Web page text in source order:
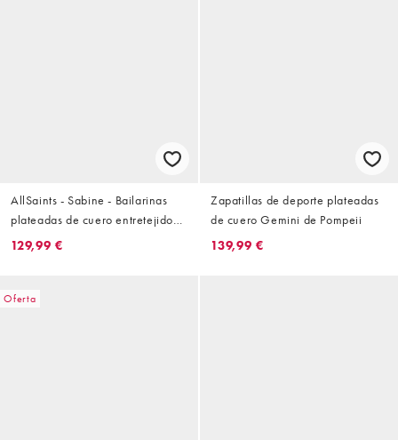
AllSaints - Sabine - Bailarinas
plateadas de cuero entretejido
con correa con hebilla dorada
129,99 €
Zapatillas de deporte plateadas
de cuero Gemini de Pompeii
139,99 €
Oferta